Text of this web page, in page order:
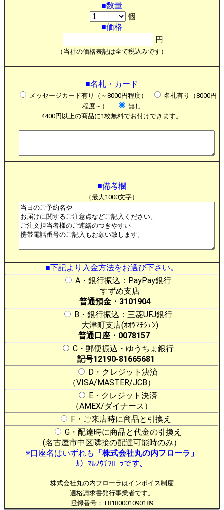
■数量
個
■価格
円
（当社の価格表記は全て税込みです）
■名札・カード
メッセージカード有り（～8000円程度）
名札有り（8000円
程度～）
無し
4400円以上の商品に1枚無料でお付けできます。
■備考欄
（最大1000文字）
■下記より入金方法をお選び下さい。
A・銀行振込：PayPay銀行
すずめ支店
普通預金・3101904
B・銀行振込：三菱UFJ銀行
大津町支店(ｵｵﾂﾏﾁｼﾃﾝ)
普通口座・0078157
C・郵便振込・ゆうちょ銀行
記号12190-81665681
D・クレジット決済
（VISA/MASTER/JCB）
E・クレジット決済
（AMEX/ダイナース）
F・ご来店時に商品と引換え
G・配達時に商品と代金の引換え
(名古屋市中区隣接の配達可能時のみ）
※口座名はいずれも 「株式会社丸の内フローラ」
ｶ）ﾏﾙﾉｳﾁﾌﾛｰﾗです。
株式会社丸の内フローラはインボイス制度
適格請求書発行事業者です。
登録番号：T8180001090189